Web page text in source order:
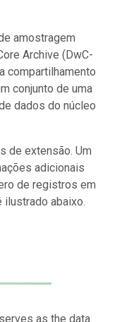
amostragem
Archive (DwC-
compartilhamento
conjunto de uma
dados do núcleo
de extensão. Um
adicionais
de registros em
ilustrado abaixo.
as the data